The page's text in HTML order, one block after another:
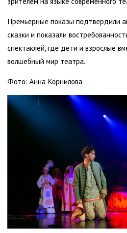
Премьерные показы подтвердили
сказки и показали
спектаклей, где дети и взрослые
волшебный мир театра.
Фото: Анна Корнилова